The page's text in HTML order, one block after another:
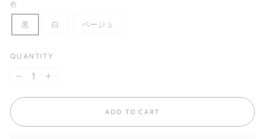
色
黒 白 ベージュ
QUANTITY
ADD TO CART